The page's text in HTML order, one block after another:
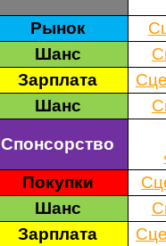
Рынок
Шанс
Зарплата
Шанс
Спонсорство
Покупки
Шанс
Зарплата